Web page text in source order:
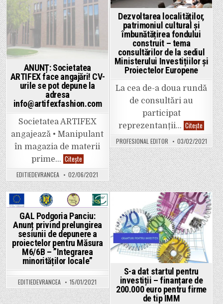
ANUNȚ: Societatea
ARTIFEX face angajări! CV-
urile se pot depune la
adresa
info@artifexfashion.com
Societatea ARTIFEX
angajează • Manipulant
în magazia de materii
prime… CiteșteANUNȚ:
Societatea
ARTIFEX
face
angajări!
CV-
urile
pot
depune
la
adresa
info@artifexfashion.com
EDITIEDEVRANCEA 02/06/2021
Dezvoltarea localităților,
patrimoniul cultural și
îmbunătățirea fondului
construit – tema
consultărilor de la sediul
Ministerului Investițiilor și
Proiectelor Europene
La cea de-a doua rundă
de consultări au
participat
reprezentanții… Citește
cultural
și
fondului
–
tema
de
la
sediul
și
PROFESIONAL EDITOR 03/02/2021
Posted
in
GAL Podgoria Panciu:
Anunț privind prelungirea
sesiunii de depunere a
proiectelor pentru Măsura
M6/6B – ”Integrarea
minorităților locale”
EDITIEDEVRANCEA 15/01/2021
Posted
in
S-a dat startul pentru
investiții – finanțare de
200.000 euro pentru firme
de tip IMM